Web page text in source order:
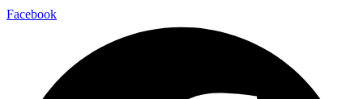
Facebook